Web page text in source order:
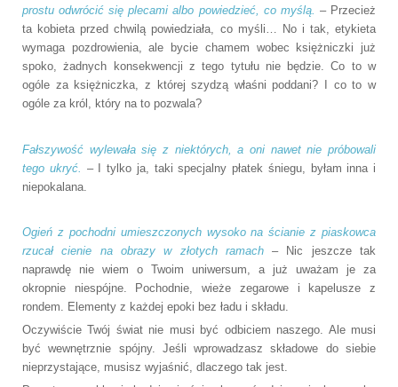
prostu odwrócić się plecami albo powiedzieć, co myślą. – Przecież
ta kobieta przed chwilą powiedziała, co myśli… No i tak, etykieta
wymaga pozdrowienia, ale bycie chamem wobec księżniczki już
spoko, żadnych konsekwencji z tego tytułu nie będzie. Co to w
ogóle za księżniczka, z której szydzą właśni poddani? I co to w
ogóle za król, który na to pozwala?
Fałszywość wylewała się z niektórych, a oni nawet nie próbowali
tego ukryć. – I tylko ja, taki specjalny płatek śniegu, byłam inna i
niepokalana.
Ogień z pochodni umieszczonych wysoko na ścianie z piaskowca
rzucał cienie na obrazy w złotych ramach– Nic jeszcze tak
naprawdę nie wiem o Twoim uniwersum, a już uważam je za
okropnie niespójne. Pochodnie, wieże zegarowe i kapelusze z
rondem. Elementy z każdej epoki bez ładu i składu.
Oczywiście Twój świat nie musi być odbiciem naszego. Ale musi
być wewnętrznie spójny. Jeśli wprowadzasz składowe do siebie
nieprzystające, musisz wyjaśnić, dlaczego tak jest.